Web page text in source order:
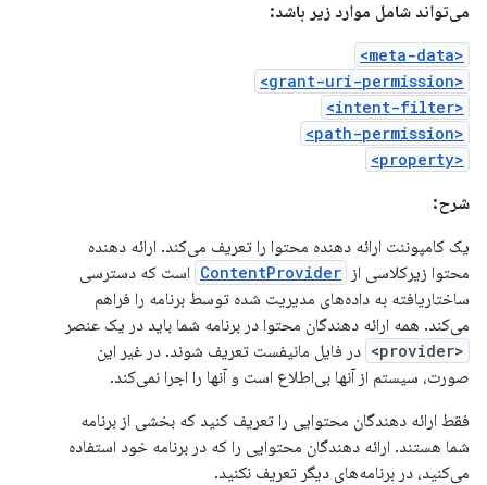
می‌تواند شامل موارد زیر باشد:
<meta-data>
<grant-uri-permission>
<intent-filter>
<path-permission>
<property>
شرح:
یک کامپوننت ارائه دهنده محتوا را تعریف می‌کند. ارائه دهنده
محتوا زیرکلاسی از ContentProvider است که دسترسی
ساختاریافته به داده‌های مدیریت شده توسط برنامه را فراهم
می‌کند. همه ارائه دهندگان محتوا در برنامه شما باید در یک عنصر
<provider>
در فایل مانیفست تعریف شوند. در غیر این
صورت، سیستم از آنها بی‌اطلاع است و آنها را اجرا نمی‌کند.
فقط ارائه دهندگان محتوایی را تعریف کنید که بخشی از برنامه
شما هستند. ارائه دهندگان محتوایی را که در برنامه خود استفاده
می‌کنید، در برنامه‌های دیگر تعریف نکنید.